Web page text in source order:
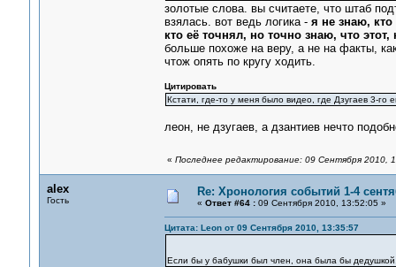
золотые слова. вы считаете, что штаб
взялась. вот ведь логика - я не знаю,
кто её точнял, но точно знаю, что
больше похоже на веру, а не на факты,
чтож опять по кругу ходить.
Цитировать
Кстати, где-то у меня было видео, где Дзугаев 3-го
леон, не дзугаев, а дзантиев нечто
« Последнее редактирование: 09 Сентября 2010,
alex
Гость
Re: Хронология событий 1-4
« Ответ #64 :09 Сентября 2010, 13:52:05 »
Цитата: Leon от 09 Сентября 2010, 13:35:57
Если бы у бабушки был член, она была бы